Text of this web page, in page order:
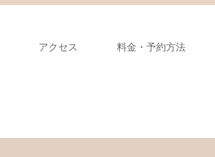
アクセス 料金・予約方法